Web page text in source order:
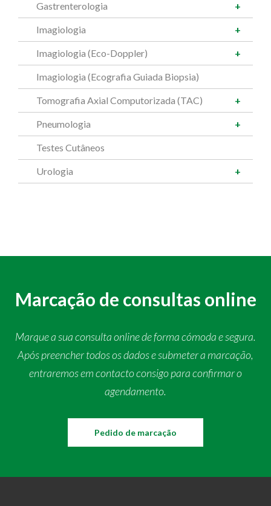
Gastrenterologia
Imagiologia
Imagiologia (Eco-Doppler)
Imagiologia (Ecografia Guiada Biopsia)
Tomografia Axial Computorizada (TAC)
Pneumologia
Testes Cutâneos
Urologia
Marcação de consultas online
Marque a sua consulta online de forma cómoda e segura.
Após preencher todos os dados e submeter a marcação,
entraremos em contacto consigo para confirmar o
agendamento.
Pedido de marcação